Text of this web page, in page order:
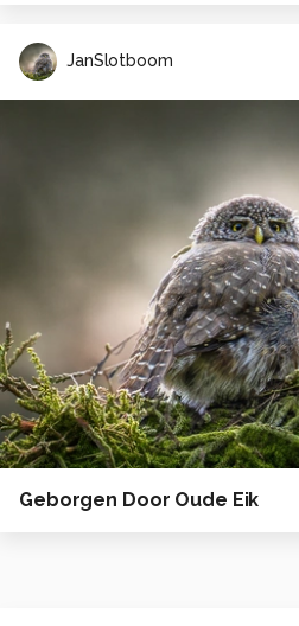
JanSlotboom
Geborgen Door Oude Eik